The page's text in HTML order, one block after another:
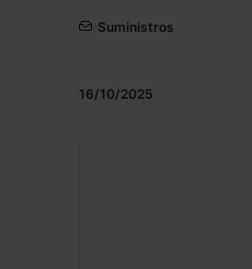
Suministros
16/10/2025